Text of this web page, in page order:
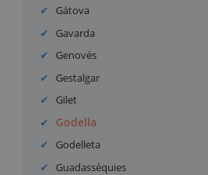
Gátova
Gavarda
Genovés
Gestalgar
Gilet
Godella
Godelleta
Guadasséquies